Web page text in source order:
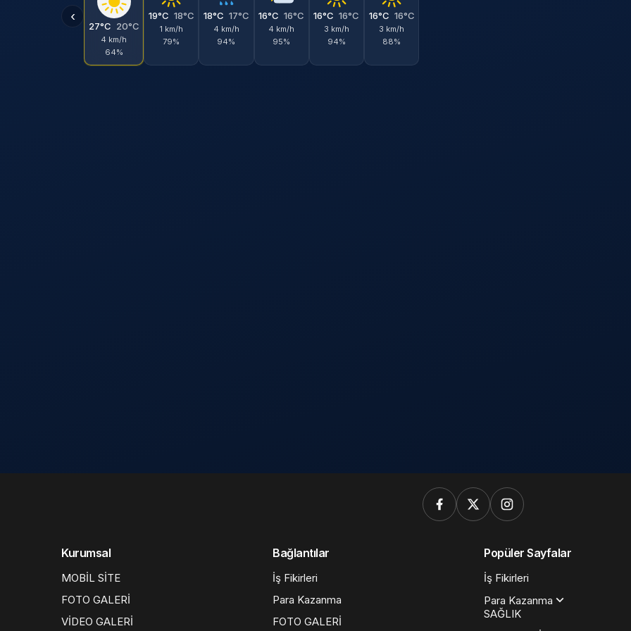
‹
27°C 20°C
4 km/h
64%
19°C 18°C
1 km/h
79%
18°C 17°C
4 km/h
94%
16°C 16°C
4 km/h
95%
16°C 16°C
3 km/h
94%
16°C 16°C
3 km/h
88%
Kurumsal
MOBİL SİTE
FOTO GALERİ
VİDEO GALERİ
Bağlantılar
İş Fikirleri
Para Kazanma
FOTO GALERİ
Popüler Sayfalar
İş Fikirleri
Para Kazanma
SAĞLIK